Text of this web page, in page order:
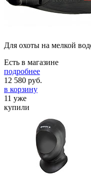
Для охоты на мелкой
Есть в магазине
подробнее
12 580 руб.
в корзину
11 уже
купили